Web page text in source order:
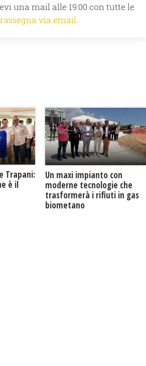
una mail alle 19.00 con tutte le
via email.
Trapani:
è il
Un maxi impianto con
moderne tecnologie che
trasformerà i rifiuti in gas
biometano